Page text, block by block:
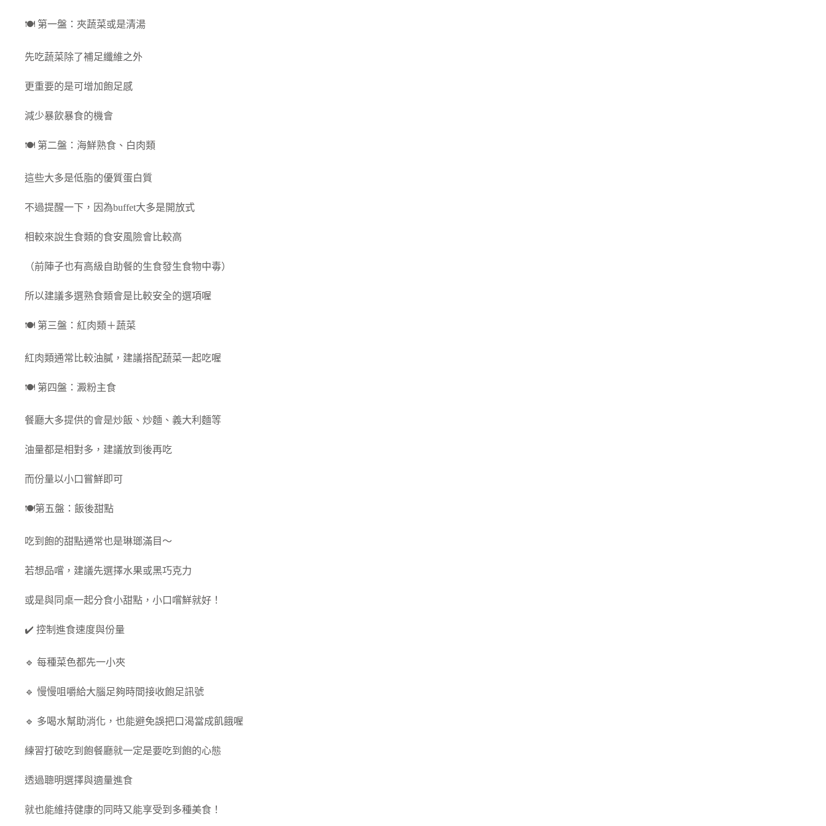
🍽️ 第一盤：夾蔬菜或是清湯
先吃蔬菜除了補足纖維之外
更重要的是可增加飽足感
減少暴飲暴食的機會
🍽️ 第二盤：海鮮熟食、白肉類
這些大多是低脂的優質蛋白質
不過提醒一下，因為buffet大多是開放式
相較來說生食類的食安風險會比較高
（前陣子也有高級自助餐的生食發生食物中毒）
所以建議多選熟食類會是比較安全的選項喔
🍽️ 第三盤：紅肉類＋蔬菜
紅肉類通常比較油膩，建議搭配蔬菜一起吃喔
🍽️ 第四盤：澱粉主食
餐廳大多提供的會是炒飯、炒麵、義大利麵等
油量都是相對多，建議放到後再吃
而份量以小口嘗鮮即可
🍽️第五盤：飯後甜點
吃到飽的甜點通常也是琳瑯滿目～
若想品嚐，建議先選擇水果或黑巧克力
或是與同桌一起分食小甜點，小口嚐鮮就好！
✔️ 控制進食速度與份量
🔹 每種菜色都先一小夾
🔹 慢慢咀嚼給大腦足夠時間接收飽足訊號
🔹 多喝水幫助消化，也能避免誤把口渴當成飢餓喔
練習打破吃到飽餐廳就一定是要吃到飽的心態
透過聰明選擇與適量進食
就也能維持健康的同時又能享受到多種美食！